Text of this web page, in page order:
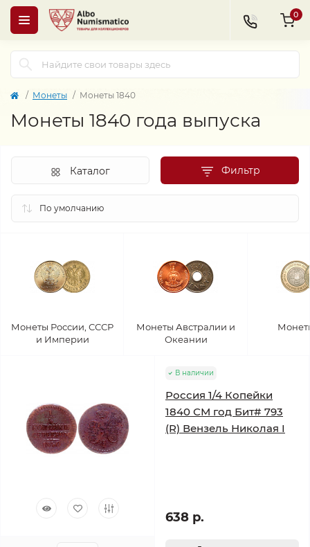
0
Монеты Монеты 1840
Монеты 1840 года выпуска
Фильтр
Каталог
Монеты России, СССР
и Империи
Монеты Австралии и
Океании
В наличии
Россия 1/4 Копейки
1840 СМ год Бит# 793
(R) Вензель Николая I
638 р.